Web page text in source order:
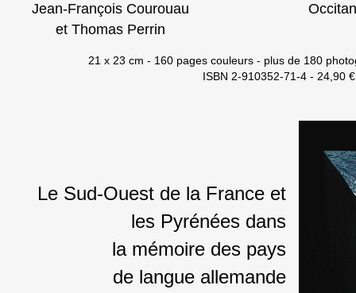
Le Sud-Ouest de la France et
les Pyrénées dans
la mémoire des pays
de langue allemande
Jean-François Courouau
et Thomas Perrin
21 x 23 cm - 160 pages couleurs - plus de 180
ISBN 2-910352-71-4 - 24,90 €